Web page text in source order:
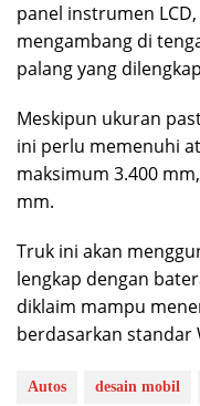
panel instrumen
mengambang di
palang yang
Meskipun ukuran
ini perlu memenuhi
maksimum 3.400
mm.
Truk ini akan
lengkap dengan
diklaim mampu
berdasarkan standar
Autos desain mobil